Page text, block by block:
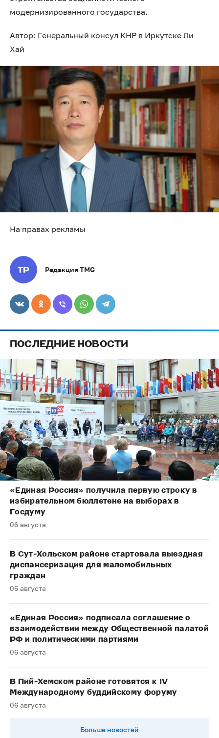
модернизированного государства.
Автор: Генеральный консул КНР в Иркутске Ли
Хай
На правах рекламы
Редакция TMG
ПОСЛЕДНИЕ НОВОСТИ
«Единая Россия» получила первую строку в
избирательном бюллетене на выборах в
Госдуму
06 августа
В Сут-Хольском районе стартовала выездная
диспансеризация для маломобильных
граждан
06 августа
«Единая Россия» подписала соглашение о
взаимодействии между Общественной палатой
РФ и политическими партиями
06 августа
В Пий-Хемском районе готовятся к IV
Международному буддийскому форуму
06 августа
Больше новостей